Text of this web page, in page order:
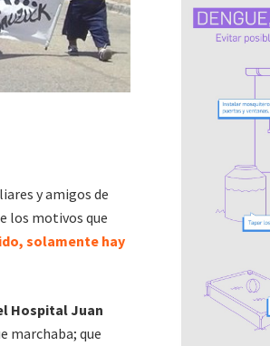
y amigos de
los motivos que
solamente hay
Hospital Juan
marchaba; que